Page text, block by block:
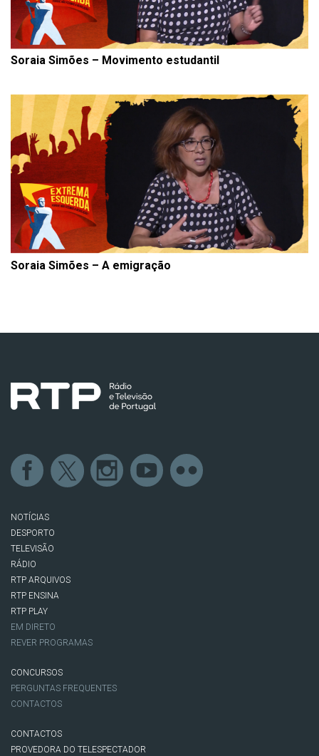
Soraia Simões – Movimento estudantil
Soraia Simões – A emigração
NOTÍCIAS
DESPORTO
TELEVISÃO
RÁDIO
RTP ARQUIVOS
RTP ENSINA
RTP PLAY
EM DIRETO
REVER PROGRAMAS
CONCURSOS
PERGUNTAS FREQUENTES
CONTACTOS
CONTACTOS
PROVEDORA DO TELESPECTADOR